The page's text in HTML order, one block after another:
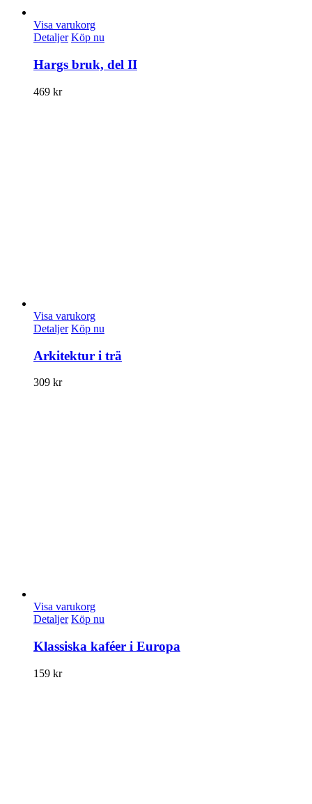
Visa varukorg
Detaljer Köp nu
Hargs bruk, del II
469 kr
Visa varukorg
Detaljer Köp nu
Arkitektur i trä
309 kr
Visa varukorg
Detaljer Köp nu
Klassiska kaféer i Europa
159 kr